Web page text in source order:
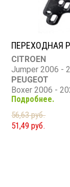
ПЕРЕХОДНАЯ
CITROEN
Jumper 2006 -
PEUGEOT
Boxer 2006 -
FIAT
Ducato 2006 -
Подробнее.
56,63 руб.
51,49 руб.